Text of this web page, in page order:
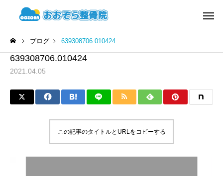
ブログ 639308706.010424
639308706.010424
2021.04.05
この記事のタイトルとURLをコピーする